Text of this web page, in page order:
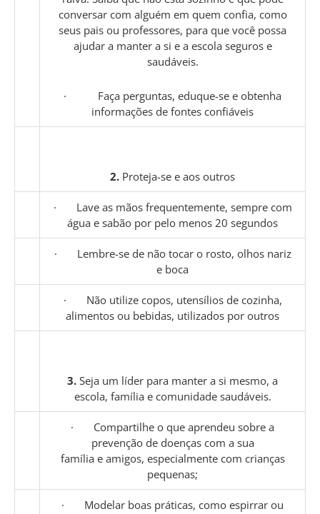
conversar com alguém em quem confia, como
seus pais ou professores, para que você possa
ajudar a manter a si e a escola seguros e
saudáveis.
· Faça perguntas, eduque-se e obtenha
informações de fontes confiáveis
2. Proteja-se e aos outros
· Lave as mãos frequentemente, sempre com
água e sabão por pelo menos 20 segundos
· Lembre-se de não tocar o rosto, olhos nariz
e boca
· Não utilize copos, utensílios de cozinha,
alimentos ou bebidas, utilizados por outros
3. Seja um líder para manter a si mesmo, a
escola, família e comunidade saudáveis.
· Compartilhe o que aprendeu sobre a
prevenção de doenças com a sua
família e amigos, especialmente com crianças
pequenas;
· Modelar boas práticas, como espirrar ou